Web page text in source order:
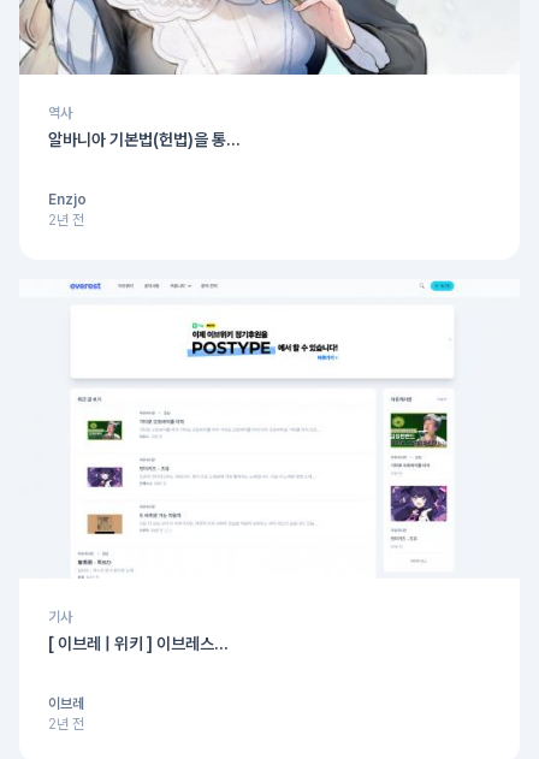
역사
알바니아 기본법(헌법)을 통...
Enzjo
2년 전
기사
[ 이브레 | 위키 ] 이브레스...
이브레
2년 전